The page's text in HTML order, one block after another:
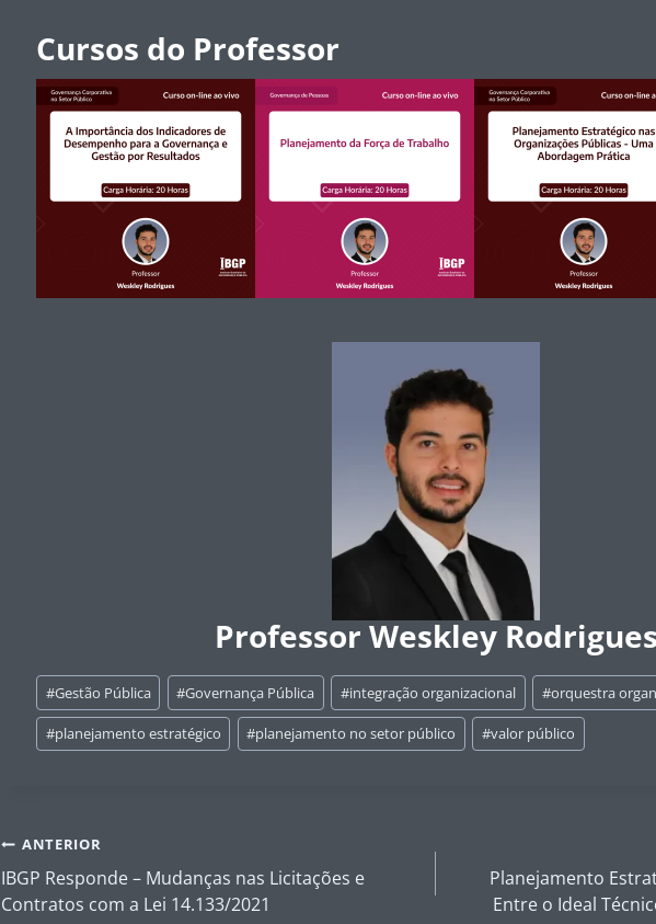
Cursos do Professor
Professor Weskley Rodrigues
Tags
do
Post:
#Gestão Pública #Governança Pública #integração organizacional #orquestra
#planejamento estratégico #planejamento no setor público #valor público
Navegação
de
ANTERIOR
IBGP Responde – Mudanças nas Licitações e
Contratos com a Lei 14.133/2021
Planejamento
Entre o Ideal